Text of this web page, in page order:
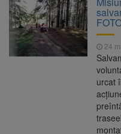
Ormeniș
6 august 2026
AUR a
suspeND.ro pentru
suspendare a
6 august 2026
Înalta
dosarul lui Călin
Judecătorii decid dacă
biodiversitate 2026-
Proiectul merge la
24
urcat